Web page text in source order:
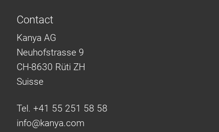
Contact
Kanya AG
Neuhofstrasse 9
CH-8630 Rüti ZH
Suisse
Tel. +41 55 251 58 58
info@kanya.com